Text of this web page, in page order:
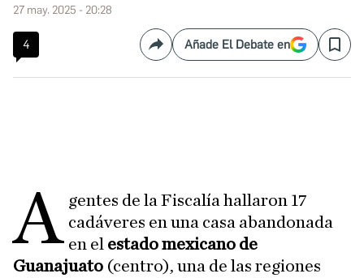
27 may. 2025 - 20:28
4 CompartirAñade El Debate en Save
A gentes de la Fiscalía hallaron 17
cadáveres en una casa abandonada
en el estado mexicano de
Guanajuato (centro), una de las regiones